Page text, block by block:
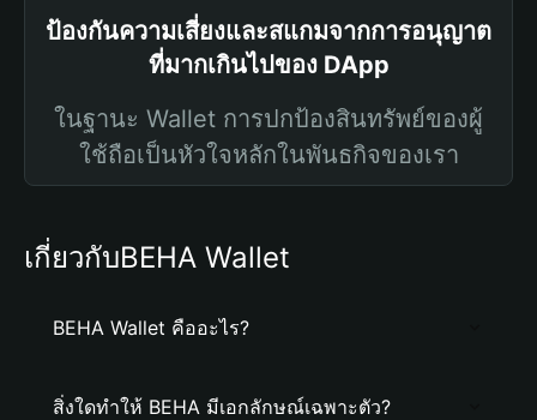
ป้องกันความเสี่ยงและสแกมจากการอนุญาต
ที่มากเกินไปของ DApp
ในฐานะ Wallet การปกป้องสินทรัพย์ของผู้
ใช้ถือเป็นหัวใจหลักในพันธกิจของเรา
เกี่ยวกับBEHA Wallet
BEHA Wallet คืออะไร?
สิ่งใดทำให้ BEHA มีเอกลักษณ์เฉพาะตัว?